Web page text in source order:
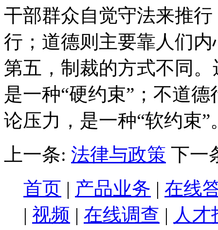
干部群众自觉守法来推
行；道德则主要靠人们
第五，制裁的方式不同
是一种“硬约束”；不道
论压力，是一种“软约束”
上一条: 法律与政策 下一
首页 | 产品业务 | 在线
| 视频 | 在线调查 | 人才